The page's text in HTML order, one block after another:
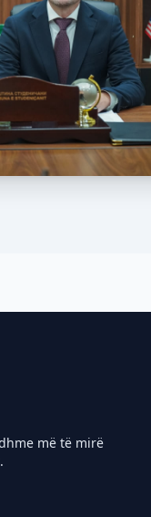
më të mirë